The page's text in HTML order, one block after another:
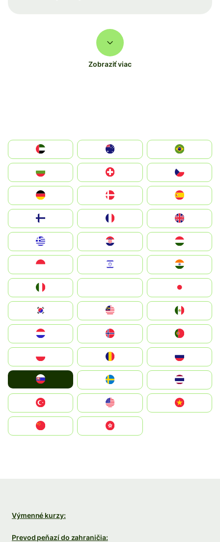
Zobraziť viac
الإمارات العربية المتحدة
Switzerland
Deutschland
United Kingdom
Magyarország
South Korea
United States
中國香港特別行政區
Výmenné kurzy:
Prevod peňazí do zahraničia: